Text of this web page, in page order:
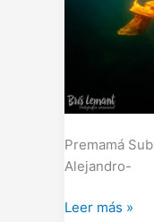
Premamá
Alejandro-
Leer más »